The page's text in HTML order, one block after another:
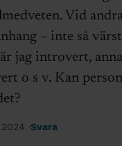
Vid
– inte så
är jag introvert,
o s v. Kan
Svara